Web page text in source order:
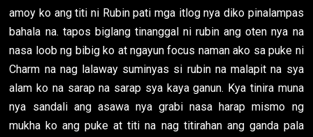
amoy ko ang titi ni Rubin pati mga itlog nya diko pinalampas
bahala na. tapos biglang tinanggal ni rubin ang oten nya na
nasa loob ng bibig ko at ngayun focus naman ako sa puke ni
Charm na nag lalaway suminyas si rubin na malapit na sya
alam ko na sarap na sarap sya kaya ganun. Kya tinira muna
nya sandali ang asawa nya grabi nasa harap mismo ng
mukha ko ang puke at titi na nag titirahan ang ganda pala